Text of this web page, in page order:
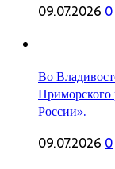
09.07.2026 0
Во
Приморского
России».
09.07.2026 0